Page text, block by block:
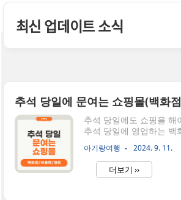
최신 업데이트 소식
추석 당일에도 쇼핑을 해
추석 당일에 영업하는 백
한 곳, 추석에 갈만한 곳
능하고 아이가 놀공간도
울렛을 추천드리고 싶습
아기랑여행 2024. 9. 11.
더보기 ››